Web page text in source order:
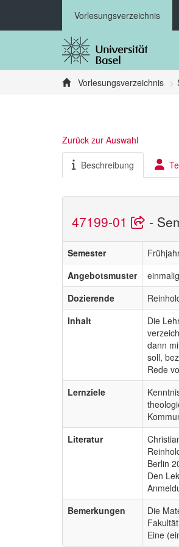
Vorlesungsverzeichnis
Vorlesungsverzeichnis
Zurück zur Auswahl
Beschreibung
47199-01 -
Semester
Angebotsmuster
einmalig
Dozierende
Inhalt
Die
dann
soll,
Rede
Lernziele
Literatur
Berlin
Den
Bemerkungen
Die
Eine